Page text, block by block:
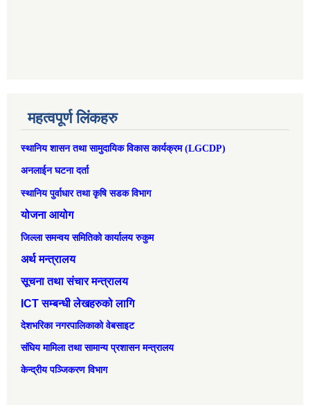
महत्वपूर्ण लिंकहरु
स्थानिय शासन तथा सामुदायिक विकास कार्यक्रम (LGCDP)
अनलाईन घटना दर्ता
स्थानिय पुर्वाधार तथा कृषि सडक विभाग
योजना आयोग
जिल्ला समन्वय समितिको कार्यालय रुकुम
अर्थ मन्त्रालय
सूचना तथा संचार मन्त्रालय
ICT सम्बन्धी लेखहरुको लागि
देशभरिका नगरपालिकाको वेबसाइट
संघिय मामिला तथा सामान्‍य प्रशासन मन्त्रालय
केन्द्रीय पञ्जिकरण विभाग